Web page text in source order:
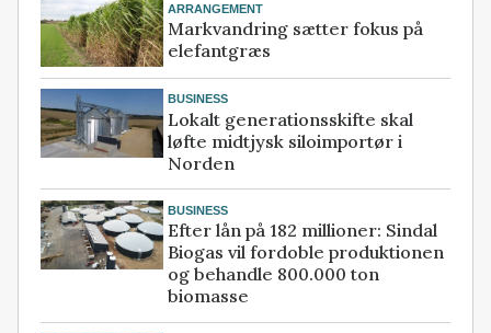
ARRANGEMENT
Markvandring sætter fokus på
elefantgræs
BUSINESS
Lokalt generationsskifte skal
løfte midtjysk siloimportør i
Norden
BUSINESS
Efter lån på 182 millioner: Sindal
Biogas vil fordoble produktionen
og behandle 800.000 ton
biomasse